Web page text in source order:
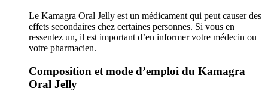
Le Kamagra Oral Jelly est un médicament qui peut causer des
effets secondaires chez certaines personnes. Si vous en
ressentez un, il est important d’en informer votre médecin ou
votre pharmacien.
Composition et mode d’emploi du Kamagra
Oral Jelly